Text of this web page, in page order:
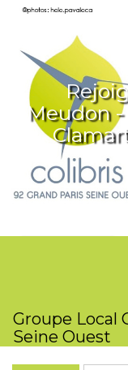
Meudon
Groupe Local
Seine Ouest